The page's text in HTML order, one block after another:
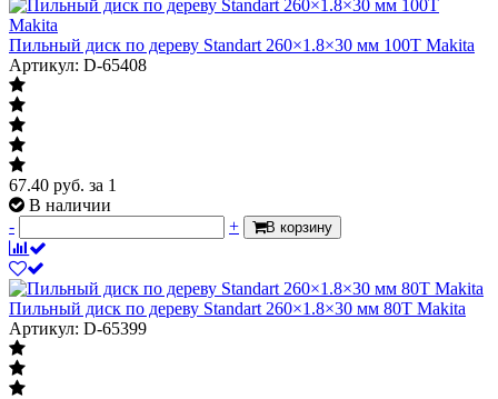
Пильный диск по дереву Standart 260×1.8×30 мм 100T Makita
Артикул: D-65408
67.40 руб. за 1
В наличии
-
+ В корзину
Пильный диск по дереву Standart 260×1.8×30 мм 80T Makita
Артикул: D-65399